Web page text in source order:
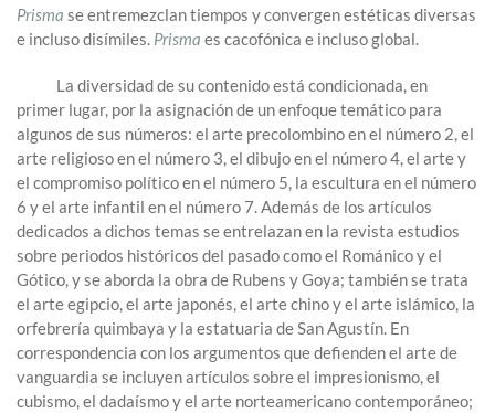
Prisma se entremezclan tiempos y convergen estéticas diversas
e incluso disímiles. Prisma es cacofónica e incluso global.
La diversidad de su contenido está condicionada, en
primer lugar, por la asignación de un enfoque temático para
algunos de sus números: el arte precolombino en el número 2, el
arte religioso en el número 3, el dibujo en el número 4, el arte y
el compromiso político en el número 5, la escultura en el número
6 y el arte infantil en el número 7. Además de los artículos
dedicados a dichos temas se entrelazan en la revista estudios
sobre periodos históricos del pasado como el Románico y el
Gótico, y se aborda la obra de Rubens y Goya; también se trata
el arte egipcio, el arte japonés, el arte chino y el arte islámico, la
orfebrería quimbaya y la estatuaria de San Agustín. En
correspondencia con los argumentos que defienden el arte de
vanguardia se incluyen artículos sobre el impresionismo, el
cubismo, el dadaísmo y el arte norteamericano contemporáneo;